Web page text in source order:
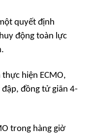
quyết định
động toàn lực
hiện ECMO,
đồng tử giãn 4-
trong hàng giờ